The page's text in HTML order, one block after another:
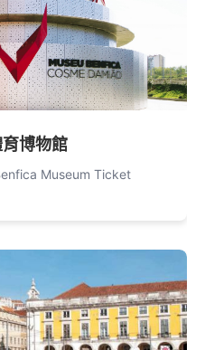
博物館
Museum Ticket